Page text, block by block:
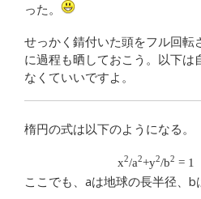
った。
せっかく錆付いた頭をフル回転
に過程も晒しておこう。以下は
なくていいですよ。
楕円の式は以下のようになる。
x2/a2+y2/b2 = 1
ここでも、aは地球の長半径、b